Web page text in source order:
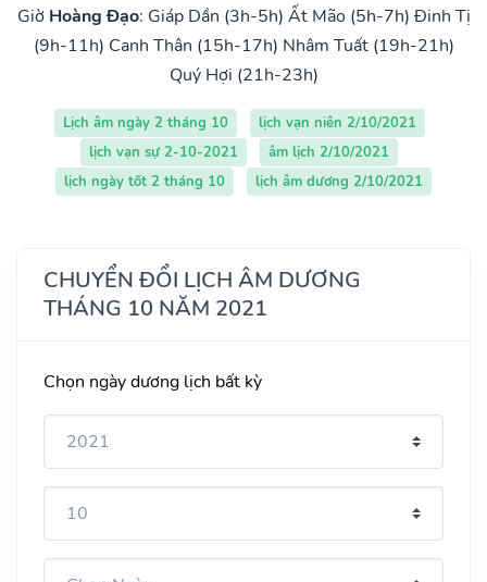
Giờ Hoàng Đạo: Giáp Dần (3h-5h) Ất Mão (5h-7h) Đinh Tị
(9h-11h) Canh Thân (15h-17h) Nhâm Tuất (19h-21h)
Quý Hợi (21h-23h)
Lịch âm ngày 2 tháng 10
lịch vạn niên 2/10/2021
lịch vạn sự 2-10-2021
âm lịch 2/10/2021
lịch ngày tốt 2 tháng 10
lịch âm dương 2/10/2021
CHUYỂN ĐỔI LỊCH ÂM DƯƠNG
THÁNG 10 NĂM 2021
Chọn ngày dương lịch bất kỳ